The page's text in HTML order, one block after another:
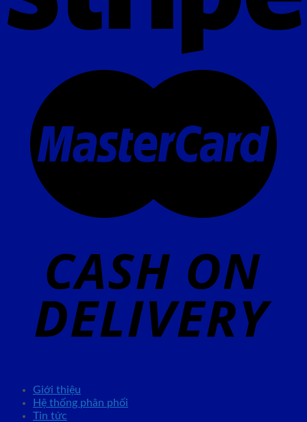
Giới thiệu
Hệ thống phân phối
Tin tức